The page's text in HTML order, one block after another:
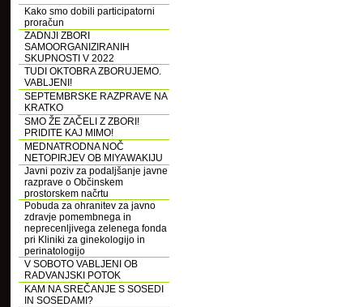
Kako smo dobili participatorni
proračun
ZADNJI ZBORI
SAMOORGANIZIRANIH
SKUPNOSTI V 2022
TUDI OKTOBRA ZBORUJEMO.
VABLJENI!
SEPTEMBRSKE RAZPRAVE NA
KRATKO
SMO ŽE ZAČELI Z ZBORI!
PRIDITE KAJ MIMO!
MEDNATRODNA NOČ
NETOPIRJEV OB MIYAWAKIJU
Javni poziv za podaljšanje javne
razprave o Občinskem
prostorskem načrtu
Pobuda za ohranitev za javno
zdravje pomembnega in
neprecenljivega zelenega fonda
pri Kliniki za ginekologijo in
perinatologijo
V SOBOTO VABLJENI OB
RADVANJSKI POTOK
KAM NA SREČANJE S SOSEDI
IN SOSEDAMI?